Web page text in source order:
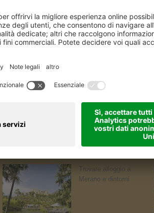
Trovare alloggio a
Merano e dintorni